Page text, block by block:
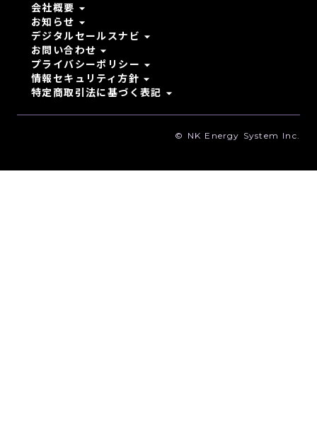
会社概要 arrow_drop_down
お知らせ arrow_drop_down
デジタルセールスナビ arrow_drop_down
お問い合わせ arrow_drop_down
プライバシーポリシー arrow_drop_down
情報セキュリティ方針 arrow_drop_down
特定商取引法に基づく表記 arrow_drop_down
© NK Energy System Inc.